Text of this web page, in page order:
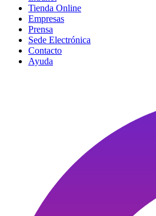
Tienda Online
Empresas
Prensa
Sede Electrónica
Contacto
Ayuda